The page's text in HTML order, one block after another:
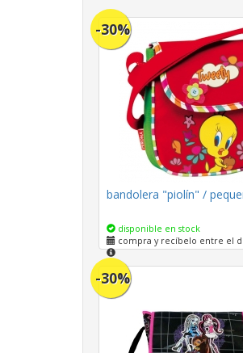
-30%
bandolera "piolín" /
disponible en stock
compra y recíbelo entre el
-30%